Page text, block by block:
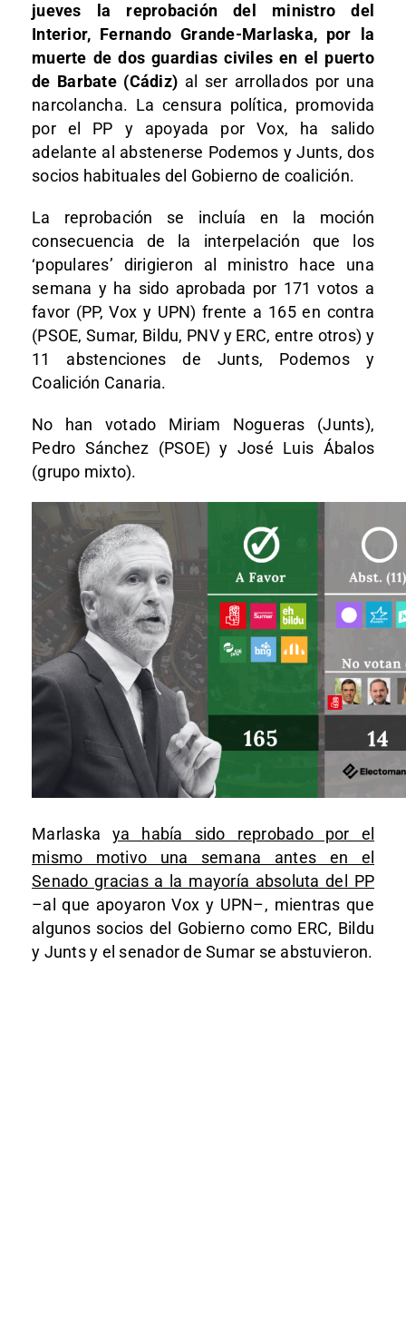
jueves la reprobación del ministro del
Interior, Fernando Grande-Marlaska, por la
muerte de dos guardias civiles en el puerto
de Barbate (Cádiz) al ser arrollados por una
narcolancha. La censura política, promovida
por el PP y apoyada por Vox, ha salido
adelante al abstenerse Podemos y Junts, dos
socios habituales del Gobierno de coalición.
La reprobación se incluía en la moción
consecuencia de la interpelación que los
‘populares’ dirigieron al ministro hace una
semana y ha sido aprobada por 171 votos a
favor (PP, Vox y UPN) frente a 165 en contra
(PSOE, Sumar, Bildu, PNV y ERC, entre otros) y
11 abstenciones de Junts, Podemos y
Coalición Canaria.
No han votado Miriam Nogueras (Junts),
Pedro Sánchez (PSOE) y José Luis Ábalos
(grupo mixto).
Marlaska ya había sido reprobado por el
mismo motivo una semana antes en el
Senado gracias a la mayoría absoluta del PP
–al que apoyaron Vox y UPN–, mientras que
algunos socios del Gobierno como ERC, Bildu
y Junts y el senador de Sumar se abstuvieron.